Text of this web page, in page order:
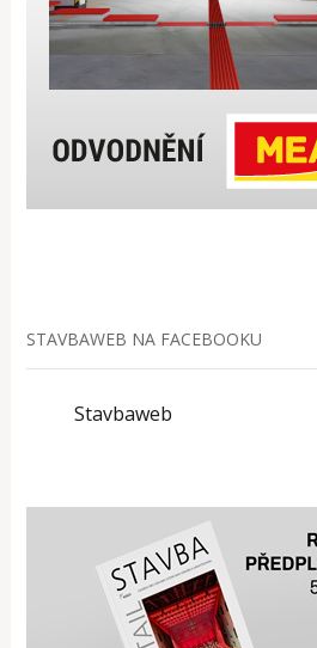
STAVBAWEB NA FACEBOOKU
Stavbaweb